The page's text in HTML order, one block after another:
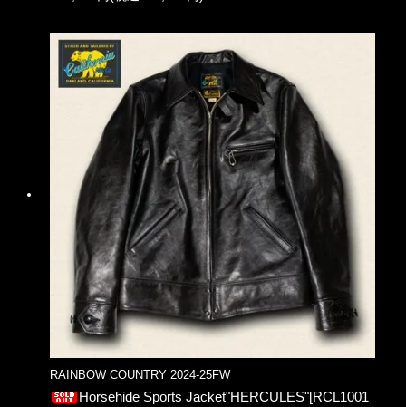
RAINBOW COUNTRY 2024-25FW
Horsehide Sports Jacket"HERCULES"[RCL1001